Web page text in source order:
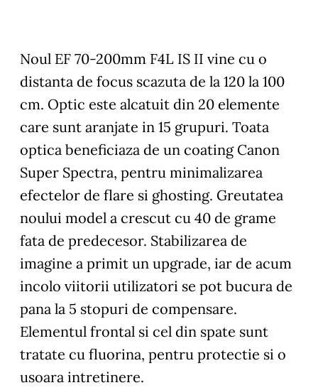
Noul EF 70-200mm F4L IS II vine cu o
distanta de focus scazuta de la 120 la 100
cm. Optic este alcatuit din 20 elemente
care sunt aranjate in 15 grupuri. Toata
optica beneficiaza de un coating Canon
Super Spectra, pentru minimalizarea
efectelor de flare si ghosting. Greutatea
noului model a crescut cu 40 de grame
fata de predecesor. Stabilizarea de
imagine a primit un upgrade, iar de acum
incolo viitorii utilizatori se pot bucura de
pana la 5 stopuri de compensare.
Elementul frontal si cel din spate sunt
tratate cu fluorina, pentru protectie si o
usoara intretinere.